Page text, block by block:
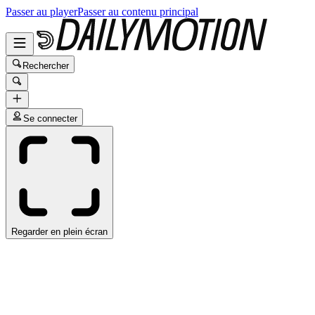
Passer au playerPasser au contenu principal
Rechercher
Se connecter
Regarder en plein écran